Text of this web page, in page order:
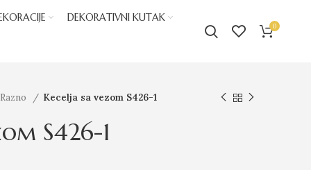
DEKORATIVNI KUTAK
0
Razno Kecelja sa vezom S426-1
S426-1